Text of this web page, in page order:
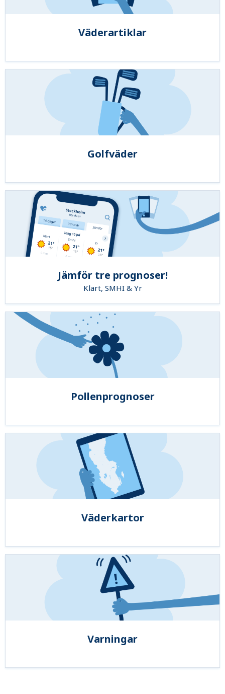
Väderartiklar
Golfväder
Jämför tre prognoser!
Klart, SMHI & Yr
Pollenprognoser
Väderkartor
Varningar